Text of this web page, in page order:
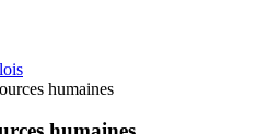
humaines